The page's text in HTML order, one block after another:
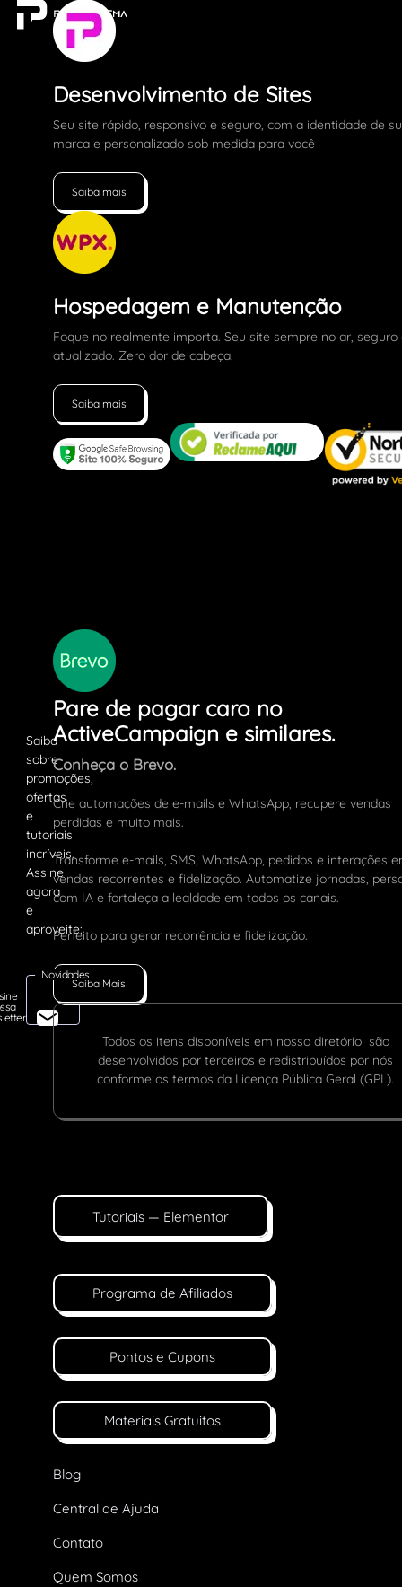
Novidades
Desenvolvimento de Sites
Seu site rápido, responsivo e seguro, com a identidade de
marca e personalizado sob medida para você
Saiba mais
Hospedagem e Manutenção
Foque no realmente importa. Seu site sempre no ar, seguro
atualizado. Zero dor de cabeça.
Saiba mais
Pare de pagar caro no
ActiveCampaign e similares.
Conheça o Brevo.
Crie automações de e-mails e WhatsApp, recupere vendas
perdidas e muito mais.
Transforme e-mails, SMS, WhatsApp, pedidos e interações
vendas recorrentes e fidelização. Automatize jornadas,
com IA e fortaleça a lealdade em todos os canais.
Perfeito para gerar recorrência e fidelização.
Saiba Mais
Todos os itens disponíveis em nosso diretório são
desenvolvidos por terceiros e redistribuídos por nós
conforme os termos da Licença Pública Geral (GPL).
Tutoriais — Elementor
Programa de Afiliados
Pontos e Cupons
Materiais Gratuitos
Blog
Central de Ajuda
Contato
Quem Somos